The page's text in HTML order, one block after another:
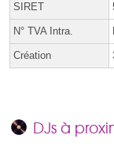
SIRET
N° TVA Intra.
Création
DJs à